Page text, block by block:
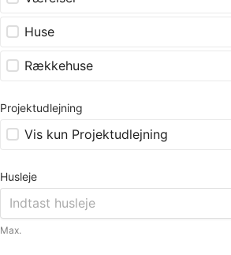
Huse
Rækkehuse
Projektudlejning
Vis kun Projektudlejning
Husleje
Max.